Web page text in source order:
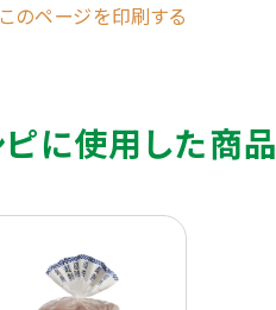
このページを印刷する
に使用した商品